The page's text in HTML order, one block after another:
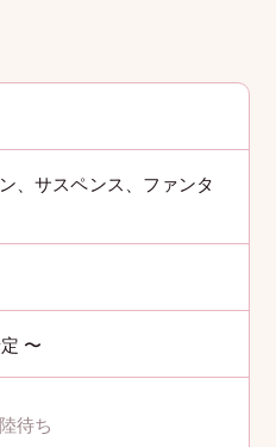
、サスペンス、ファンタ
〜
待ち